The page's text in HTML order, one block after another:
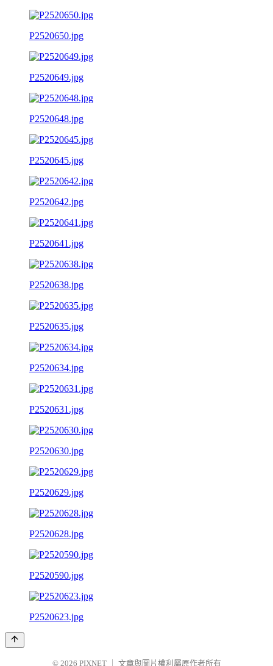
P2520650.jpg
P2520649.jpg
P2520648.jpg
P2520645.jpg
P2520642.jpg
P2520641.jpg
P2520638.jpg
P2520635.jpg
P2520634.jpg
P2520631.jpg
P2520630.jpg
P2520629.jpg
P2520628.jpg
P2520590.jpg
P2520623.jpg
© 2026 PIXNET 文章與圖片權利屬原作者所有